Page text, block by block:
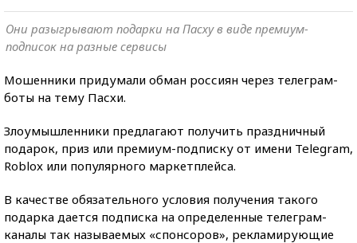
Они разыгрывают подарки на Пасху в виде премиум-
подписок на разные сервисы
Мошенники придумали обман россиян через телеграм-
боты на тему Пасхи.
Злоумышленники предлагают получить праздничный
подарок, приз или премиум-подписку от имени Telegram,
Roblox или популярного маркетплейса.
В качестве обязательного условия получения такого
подарка дается подписка на определенные телеграм-
каналы так называемых «спонсоров», рекламирующие